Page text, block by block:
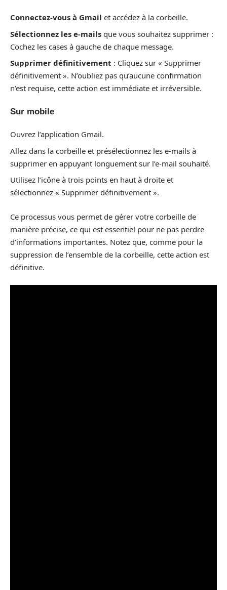
Connectez-vous à Gmail et accédez à la corbeille.
Sélectionnez les e-mails que vous souhaitez supprimer :
Cochez les cases à gauche de chaque message.
Supprimer définitivement : Cliquez sur « Supprimer
définitivement ». N’oubliez pas qu’aucune confirmation
n’est requise, cette action est immédiate et irréversible.
Sur mobile
Ouvrez l’application Gmail.
Allez dans la corbeille et présélectionnez les e-mails à
supprimer en appuyant longuement sur l’e-mail souhaité.
Utilisez l’icône à trois points en haut à droite et
sélectionnez « Supprimer définitivement ».
Ce processus vous permet de gérer votre corbeille de
manière précise, ce qui est essentiel pour ne pas perdre
d’informations importantes. Notez que, comme pour la
suppression de l’ensemble de la corbeille, cette action est
définitive.